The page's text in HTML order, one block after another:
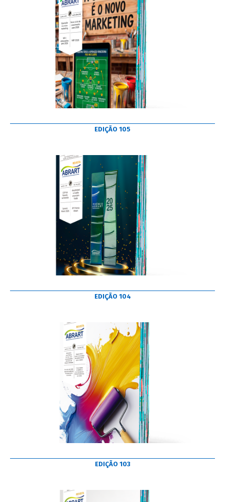
EDIÇÃO 105
EDIÇÃO 104
EDIÇÃO 103